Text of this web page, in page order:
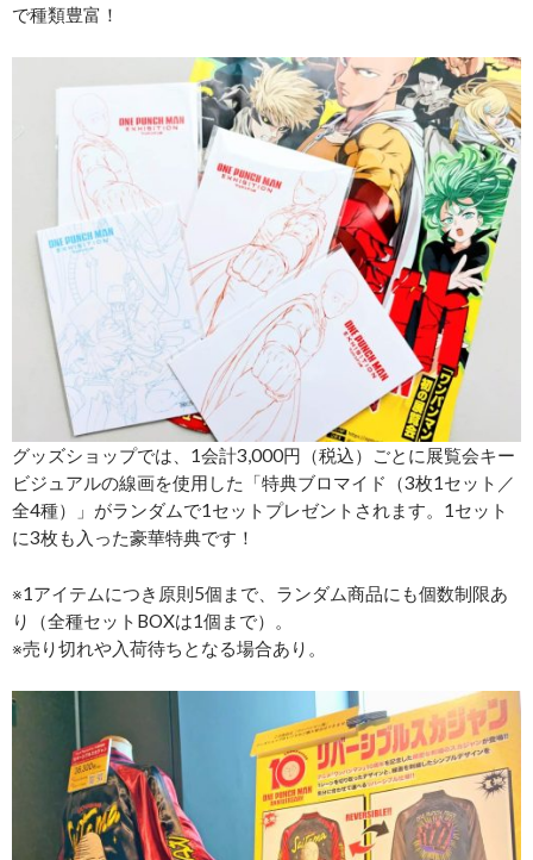
で種類豊富！
グッズショップでは、1会計3,000円（税込）ごとに展覧会キー
ビジュアルの線画を使用した「特典ブロマイド（3枚1セット／
全4種）」がランダムで1セットプレゼントされます。1セット
に3枚も入った豪華特典です！
※1アイテムにつき原則5個まで、ランダム商品にも個数制限あ
り（全種セットBOXは1個まで）。
※売り切れや入荷待ちとなる場合あり。